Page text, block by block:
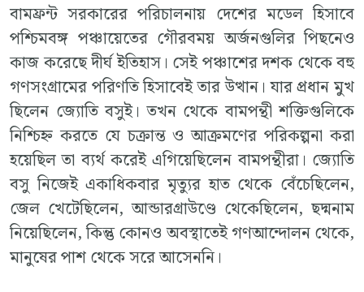
বামফ্রন্ট সরকারের পরিচালনায় দেশের মডেল হিসাবে
পশ্চিমবঙ্গ পঞ্চায়েতের গৌরবময় অর্জনগুলির পিছনেও
কাজ করেছে দীর্ঘ ইতিহাস। সেই পঞ্চাশের দশক থেকে বহু
গণসংগ্রামের পরিণতি হিসাবেই তার উত্থান। যার প্রধান মুখ
ছিলেন জ্যোতি বসুই। তখন থেকে বামপন্থী শক্তিগুলিকে
নিশ্চিহ্ন করতে যে চক্রান্ত ও আক্রমণের পরিকল্পনা করা
হয়েছিল তা ব্যর্থ করেই এগিয়েছিলেন বামপন্থীরা। জ্যোতি
বসু নিজেই একাধিকবার মৃত্যুর হাত থেকে বেঁচেছিলেন,
জেল খেটেছিলেন, আন্ডারগ্রাউণ্ডে থেকেছিলেন, ছদ্মনাম
নিয়েছিলেন, কিন্তু কোনও অবস্থাতেই গণআন্দোলন থেকে,
মানুষের পাশ থেকে সরে আসেননি।